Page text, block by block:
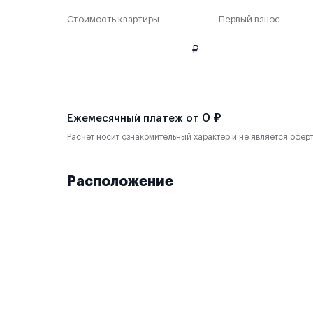
Стоимость квартиры
₽
Первый взнос
Ежемесячный платеж от 0 ₽
Расчет носит ознакомительный характер и не является
Расположение